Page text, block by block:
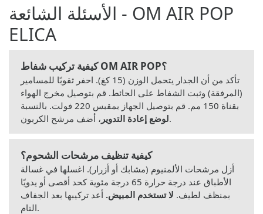
الأسئلة الشائعة - OM AIR POP
ELICA
كيفية تركيب شفاط OM AIR POP؟
تأكد من أن الجدار يتحمل الوزن (15 كغ). احفر ثقوبًا للمسامير
(المرفقة) وثبت الشفاط على الحائط. قم بتوصيل مخرج الهواء
بقناة 150 مم. قم بتوصيل الجهاز بمقبس 220 فولت. بالنسبة
لوضع إعادة التدوير، أضف مرشح الكربون.
كيفية تنظيف مرشحات الشحوم؟
أزل مرشحات الألمنيوم (مشابك أو أزرار). اغسلها في غسالة
الأطباق عند درجة حرارة 65 درجة مئوية كحد أقصى أو يدويًا
بمنظف لطيف. لا تستخدم المبيض. أعد تركيبها بعد الجفاف
التام.